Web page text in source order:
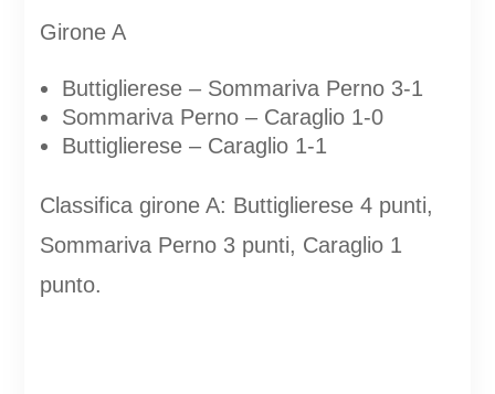
Girone A
Buttiglierese – Sommariva Perno 3-1
Sommariva Perno – Caraglio 1-0
Buttiglierese – Caraglio 1-1
Classifica girone A: Buttiglierese 4 punti,
Sommariva Perno 3 punti, Caraglio 1
punto.